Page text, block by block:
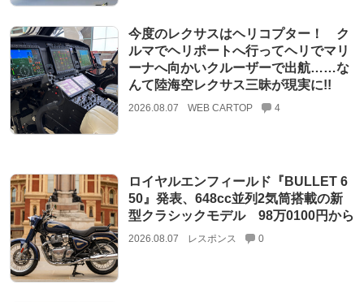
今度のレクサスはヘリコプター！ ク
ルマでヘリポートへ行ってヘリでマリ
ーナへ向かいクルーザーで出航……な
んて陸海空レクサス三昧が現実に!!
2026.08.07 WEB CARTOP 4
ロイヤルエンフィールド『BULLET 6
50』発表、648cc並列2気筒搭載の新
型クラシックモデル 98万0100円から
2026.08.07 レスポンス 0